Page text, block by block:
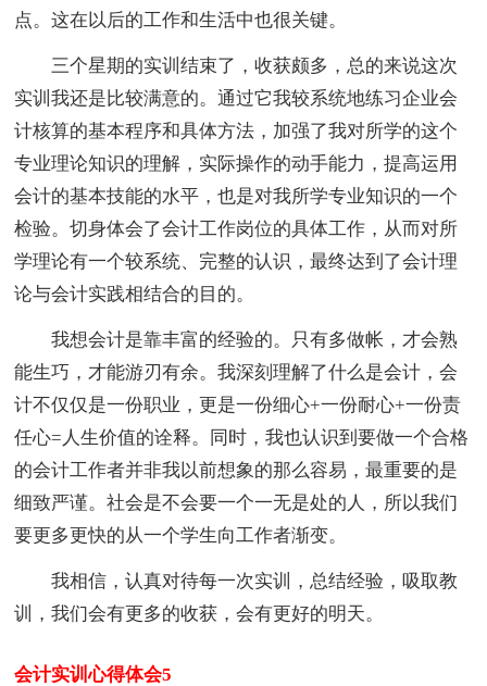
点。这在以后的工作和生活中也很关键。
三个星期的实训结束了，收获颇多，总的来说这次
实训我还是比较满意的。通过它我较系统地练习企业会
计核算的基本程序和具体方法，加强了我对所学的这个
专业理论知识的理解，实际操作的动手能力，提高运用
会计的基本技能的水平，也是对我所学专业知识的一个
检验。切身体会了会计工作岗位的具体工作，从而对所
学理论有一个较系统、完整的认识，最终达到了会计理
论与会计实践相结合的目的。
我想会计是靠丰富的经验的。只有多做帐，才会熟
能生巧，才能游刃有余。我深刻理解了什么是会计，会
计不仅仅是一份职业，更是一份细心+一份耐心+一份责
任心=人生价值的诠释。同时，我也认识到要做一个合格
的会计工作者并非我以前想象的那么容易，最重要的是
细致严谨。社会是不会要一个一无是处的人，所以我们
要更多更快的从一个学生向工作者渐变。
我相信，认真对待每一次实训，总结经验，吸取教
训，我们会有更多的收获，会有更好的明天。
会计实训心得体会5